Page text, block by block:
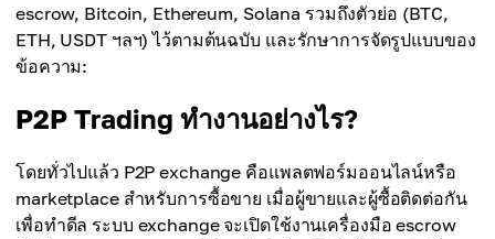
escrow, Bitcoin, Ethereum, Solana รวมถึงตัวย่อ (BTC,
ETH, USDT ฯลฯ) ไว้ตามต้นฉบับ และรักษาการจัดรูปแบบของ
ข้อความ:
P2P Trading ทำงานอย่างไร?
โดยทั่วไปแล้ว P2P exchange คือแพลตฟอร์มออนไลน์หรือ
marketplace สำหรับการซื้อขาย เมื่อผู้ขายและผู้ซื้อติดต่อกัน
เพื่อทำดีล ระบบ exchange จะเปิดใช้งานเครื่องมือ escrow